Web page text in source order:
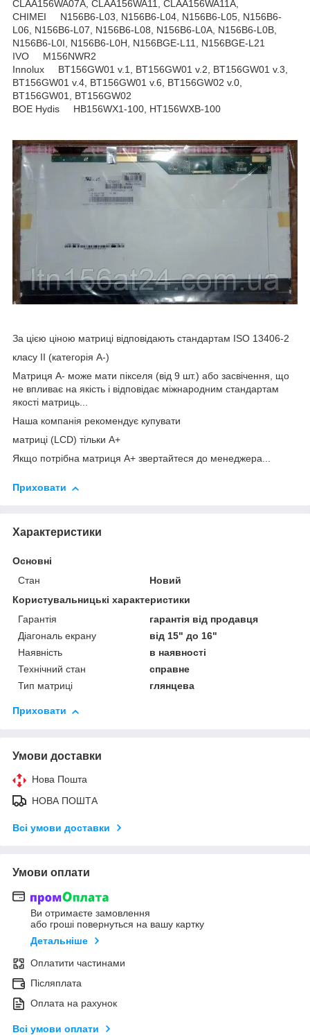
CLAA156WA07A, CLAA156WA11, CLAA156WA11A,
CHIMEI N156B6-L03, N156B6-L04, N156B6-L05, N156B6-
L06, N156B6-L07, N156B6-L08, N156B6-L0A, N156B6-L0B,
N156B6-L0I, N156B6-L0H, N156BGE-L11, N156BGE-L21
IVO M156NWR2
Innolux BT156GW01 v.1, BT156GW01 v.2, BT156GW01 v.3,
BT156GW01 v.4, BT156GW01 v.6, BT156GW02 v.0,
BT156GW01, BT156GW02
BOE Hydis HB156WX1-100, HT156WXB-100
За цією ціною матриці відповідають стандартам ISO 13406-2
класу II (категорія А-)
Матриця А- може мати пікселя (від 9 шт.) або засвічення, що
не впливає на якість і відповідає міжнародним стандартам
якості матриць...
Наша компанія рекомендує купувати
матриці (LCD) тільки А+
Якщо потрібна матриця А+ звертайтеся до менеджера...
Приховати
Характеристики
Основні
Стан
Новий
Користувальницькі характеристики
Гарантія
гарантія від продавця
Діагональ екрану
від 15" до 16"
Наявність
в наявності
Технічний стан
справне
Тип матриці
глянцева
Приховати
Умови доставки
Нова Пошта
НОВА ПОШТА
Всі умови доставки
Умови оплати
Ви отримаєте замовлення
або гроші повернуться на вашу картку
Детальніше
Оплатити частинами
Післяплата
Оплата на рахунок
Всі умови оплати